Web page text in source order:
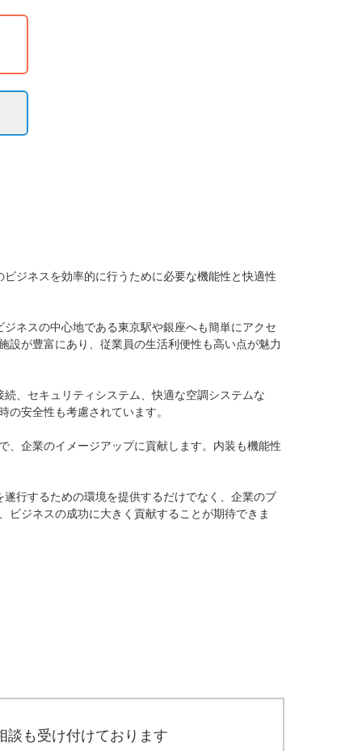
ジネスを効率的に行うために必要な機能性と快適性
ネスの中心地である東京駅や銀座へも簡単にアクセ
設が豊富にあり、従業員の生活利便性も高い点が魅力
、セキュリティシステム、快適な空調システムな
安全性も考慮されています。
、企業のイメージアップに貢献します。内装も機能性
行するための環境を提供するだけでなく、企業のブ
ジネスの成功に大きく貢献することが期待できま
談も受け付けております